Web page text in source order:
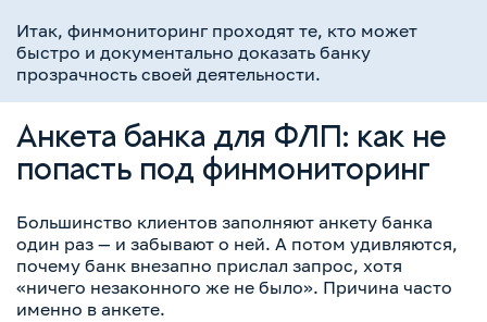
Итак, финмониторинг проходят те, кто может
быстро и документально доказать банку
прозрачность своей деятельности.
Анкета банка для ФЛП: как не
попасть под финмониторинг
Большинство клиентов заполняют анкету банка
один раз — и забывают о ней. А потом удивляются,
почему банк внезапно прислал запрос, хотя
«ничего незаконного же не было». Причина часто
именно в анкете.